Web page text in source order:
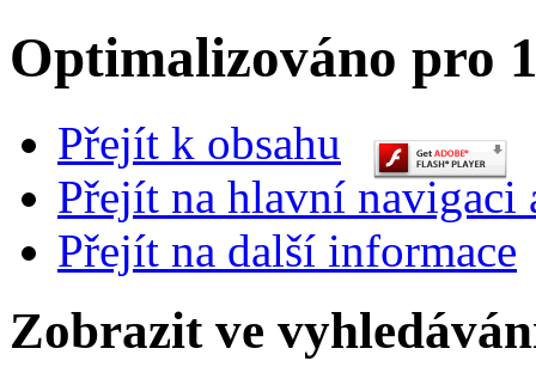
Optimalizováno pro
Přejít k obsahu
Přejít na hlavní navigaci
Přejít na další informace
Zobrazit ve